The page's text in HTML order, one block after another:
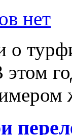
нет
о